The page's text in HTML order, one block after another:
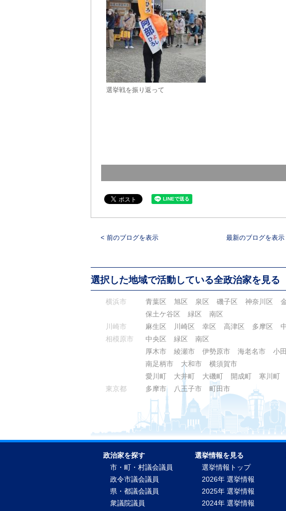
選挙戦を振り返って
< 前のブログを表示 最新のブログを表示
選択した地域で活動している全政治家を見る
横浜市 青葉区 旭区 泉区 磯子区 神奈川区
保土ケ谷区
緑区
南区
川崎市
麻生区 川崎区 幸区 高津区 多摩区
相模原市
中央区 緑区
南区
厚木市
綾瀬市 伊勢原市 海老名市 小
南足柄市
大和市
横須賀市
愛川町
大井町 大磯町 開成町 寒川町
東京都
多摩市 八王子市 町田市
政治家を探す
市・町・村議会議員
政令市議会議員
県・都議会議員
衆議院議員
選挙情報を見る
選挙情報トップ
2026年 選挙情報
2025年 選挙情報
2024年 選挙情報